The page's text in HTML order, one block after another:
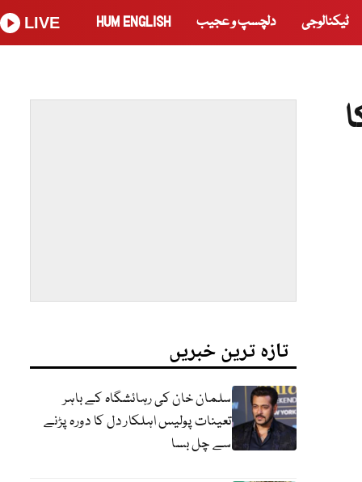
ٹیکنالوجی دلچسپ و عجیب HUM ENGLISH
LIVE
تازہ ترین خبریں
سلمان خان کی رہائشگاہ کے باہر
تعینات پولیس اہلکار دل کا دورہ پڑنے
سے چل بسا